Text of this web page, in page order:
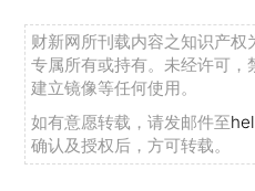
财新网所刊载内容之知识产权
专属所有或持有。未经许可，
建立镜像等任何使用。
如有意愿转载，请发邮件至
确认及授权后，方可转载。